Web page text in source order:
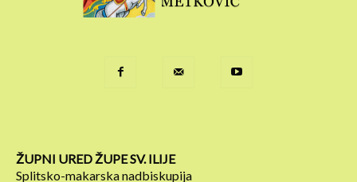
ŽUPNI URED ŽUPE SV. ILIJE
Splitsko-makarska nadbiskupija